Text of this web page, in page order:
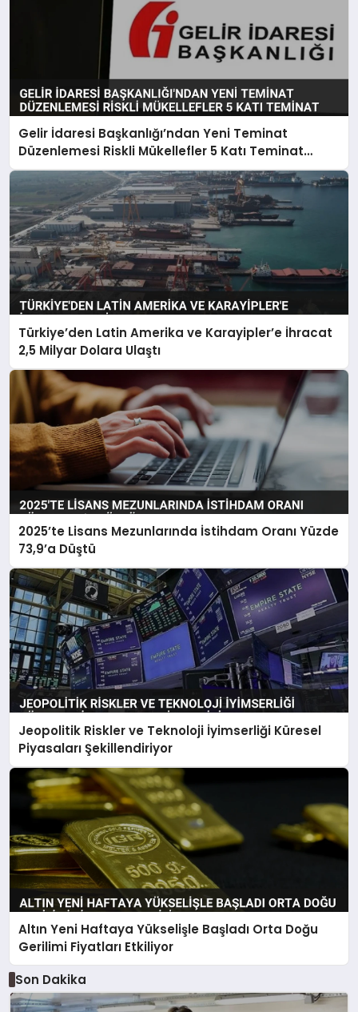
Gelir İdaresi Başkanlığı’ndan Yeni Teminat
Düzenlemesi Riskli Mükellefler 5 Katı Teminat
Verecek
Türkiye’den Latin Amerika ve Karayipler’e İhracat
2,5 Milyar Dolara Ulaştı
2025’te Lisans Mezunlarında İstihdam Oranı Yüzde
73,9’a Düştü
Jeopolitik Riskler ve Teknoloji İyimserliği Küresel
Piyasaları Şekillendiriyor
Altın Yeni Haftaya Yükselişle Başladı Orta Doğu
Gerilimi Fiyatları Etkiliyor
Son Dakika